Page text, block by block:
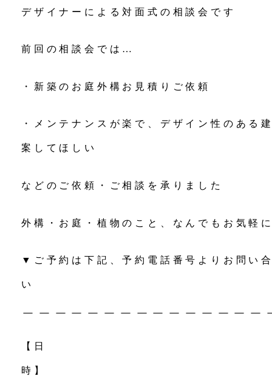
デザイナーによる対面式の相談会です
前回の相談会では…
・新築のお庭外構お見積りご依頼
・メンテナンスが楽で、デザイン性のある
案してほしい
などのご依頼・ご相談を承りました
外構・お庭・植物のこと、なんでもお気軽
▼ご予約は下記、予約電話番号よりお問い
【日